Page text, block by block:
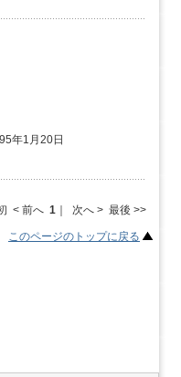
年1月20日
< 前へ 1 ｜ 次へ > 最後 >>
このページのトップに戻る